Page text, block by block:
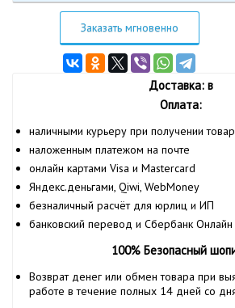
Заказать мгновенно
Доставка: в
Оплата:
наличными курьеру при получении
наложенным платежом на почте
онлайн картами Visa и Mastercard
Яндекс.деньгами, Qiwi, WebMoney
безналичный расчёт для юрлиц и ИП
банковский перевод и Сбербанк Онлайн
100% Безопасный
Возврат денег или обмен товара при
работе в течение полных 14 дней со